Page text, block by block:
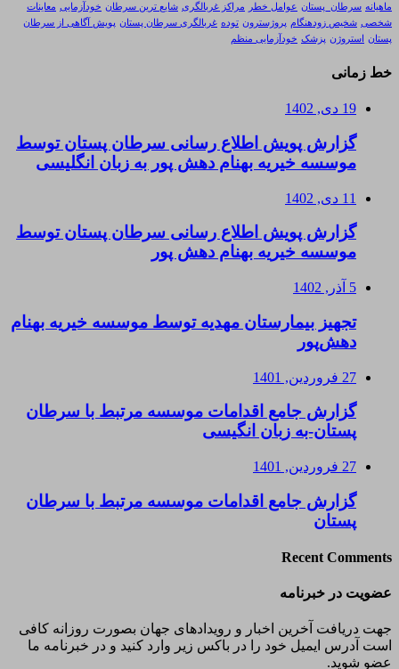
ماهیانه سرطان_پستان عوامل خطر مراکز غربالگری شایع ترین سرطان خودآزمایی معاینات
شخصی شخیص زودهنگام پروژسترون توده غربالگری سرطان پستان پویش آگاهی از سرطان
پستان
استروژن پزشک خودآزمایی منظم
خط زمانی
19 دی, 1402
گزارش پویش اطلاع رسانی سرطان پستان توسط
موسسه خیریه بهنام دهش پور به زبان انگلیسی
11 دی, 1402
گزارش پویش اطلاع رسانی سرطان پستان توسط
موسسه خیریه بهنام دهش پور
5 آذر, 1402
تجهیز بیمارستان مهدیه توسط موسسه خیریه بهنام
دهش‌پور
27 فروردین, 1401
گزارش جامع اقدامات موسسه مرتبط با سرطان
پستان-به زبان انگیسی
27 فروردین, 1401
گزارش جامع اقدامات موسسه مرتبط با سرطان
پستان
Recent Comments
عضویت در خبرنامه
جهت دریافت آخرین اخبار و رویدادهای جهان بصورت روزانه کافی
است آدرس ایمیل خود را در باکس زیر وارد کنید و در خبرنامه ما
عضو شوید.